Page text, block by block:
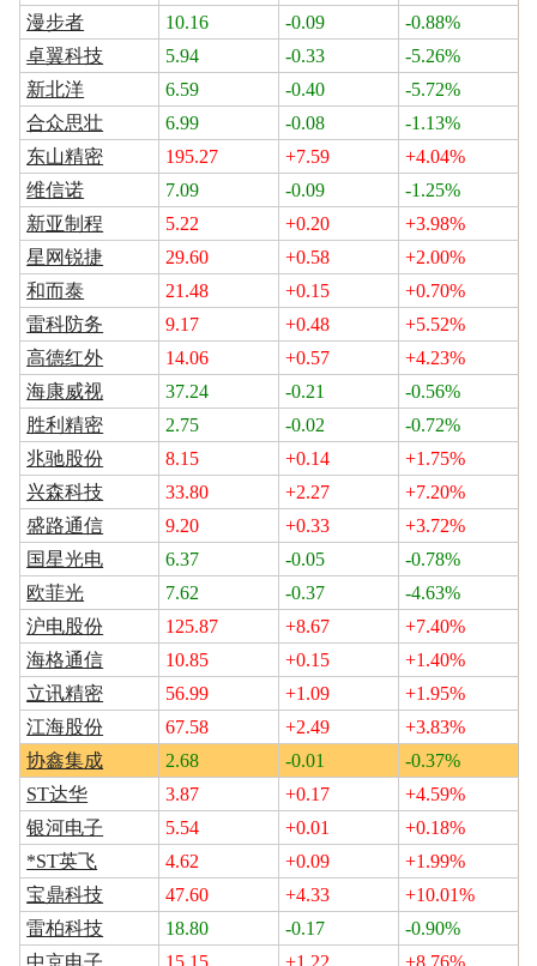
漫步者
10.16 -0.09
-0.88%
卓翼科技
5.94 -0.33
-5.26%
新北洋
6.59 -0.40
-5.72%
合众思壮
6.99 -0.08
-1.13%
东山精密
195.27 +7.59
+4.04%
维信诺
7.09 -0.09
-1.25%
新亚制程
5.22 +0.20
+3.98%
星网锐捷
29.60 +0.58
+2.00%
和而泰
21.48 +0.15
+0.70%
雷科防务
9.17 +0.48
+5.52%
高德红外
14.06 +0.57
+4.23%
海康威视
37.24 -0.21
-0.56%
胜利精密
2.75 -0.02
-0.72%
兆驰股份
8.15 +0.14
+1.75%
兴森科技
33.80 +2.27
+7.20%
盛路通信
9.20 +0.33
+3.72%
国星光电
6.37 -0.05
-0.78%
欧菲光
7.62 -0.37
-4.63%
沪电股份
125.87 +8.67
+7.40%
海格通信
10.85 +0.15
+1.40%
立讯精密
56.99 +1.09
+1.95%
江海股份
67.58 +2.49
+3.83%
协鑫集成
2.68 -0.01
-0.37%
ST达华
3.87 +0.17
+4.59%
银河电子
5.54 +0.01
+0.18%
*ST英飞
4.62 +0.09
+1.99%
宝鼎科技
47.60 +4.33
+10.01%
雷柏科技
18.80 -0.17
-0.90%
中京电子
15.15 +1.22 +8.76%